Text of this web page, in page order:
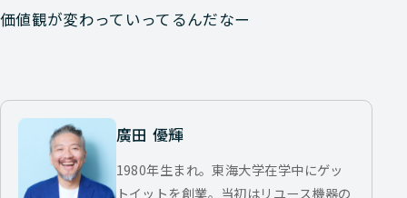
価値観が変わっていってるんだなー
廣田 優輝
1980年生まれ。東海大学在学中にゲッ
トイットを創業。当初はリユース機器の